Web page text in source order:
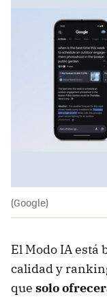
(Google)
El Modo IA está
calidad y
que solo